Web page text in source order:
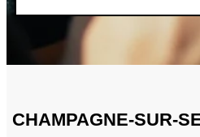
CHAMPAGNE-SUR-